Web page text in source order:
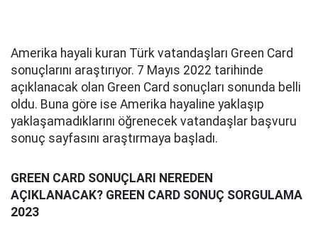
Amerika hayali kuran Türk vatandaşları Green Card
sonuçlarını araştırıyor. 7 Mayıs 2022 tarihinde
açıklanacak olan Green Card sonuçları sonunda belli
oldu. Buna göre ise Amerika hayaline yaklaşıp
yaklaşamadıklarını öğrenecek vatandaşlar başvuru
sonuç sayfasını araştırmaya başladı.
GREEN CARD SONUÇLARI NEREDEN
AÇIKLANACAK? GREEN CARD SONUÇ SORGULAMA
2023